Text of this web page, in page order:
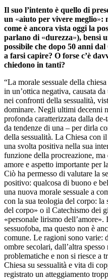
Il suo l’intento è quello di
un «aiuto per vivere meglio»:
come è ancora vista oggi la
parlano di «durezza»), bensì
possibile che dopo 50 anni
a farsi capire? O forse c’è
chiedono in tanti?
“La morale sessuale della
in un’ottica negativa, causata
nei confronti della sessualità,
dominare. Negli ultimi decenni
profonda caratterizzata dalla
da tendenze di una – per dirla
della sessualità. La Chiesa con
una svolta positiva nella sua
funzione della procreazione,
amore e aspetto importante per
Ciò ha permesso di valutare la
positivo: qualcosa di buono e
una nuova morale sessuale a
con la sua teologia del corpo: la
del corpo» o il Catechismo dei
«personale lirismo
sessuofoba, ma questo non è
comune. Le ragioni sono varie:
ombre secolari, dall’altra
problematiche e non si riesce a
Chiesa su sessualità e vita di
registrato un atteggiamento